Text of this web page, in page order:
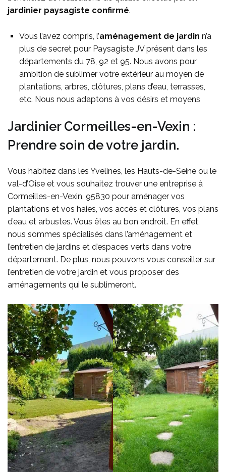
jardinier paysagiste confirmé.
Vous l’avez compris, l’aménagement de jardin n’a
plus de secret pour Paysagiste JV présent dans les
départements du 78, 92 et 95. Nous avons pour
ambition de sublimer votre extérieur au moyen de
plantations, arbres, clôtures, plans d’eau, terrasses,
etc. Nous nous adaptons à vos désirs et moyens
Jardinier Cormeilles-en-Vexin :
Prendre soin de votre jardin.
Vous habitez dans les Yvelines, les Hauts-de-Seine ou le
val-d’Oise et vous souhaitez trouver une entreprise à
Cormeilles-en-Vexin, 95830 pour aménager vos
plantations et vos haies, vos accès et clôtures, vos plans
d’eau et arbustes. Vous êtes au bon endroit. En effet,
nous sommes spécialisés dans l’aménagement et
l’entretien de jardins et d’espaces verts dans votre
département. De plus, nous pouvons vous conseiller sur
l’entretien de votre jardin et vous proposer des
aménagements qui le sublimeront.